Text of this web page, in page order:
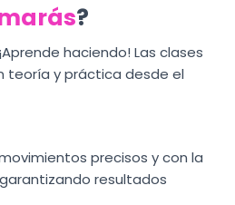
?
¡Aprende haciendo! Las clases
teoría y práctica desde el
precisos y con la
resultados